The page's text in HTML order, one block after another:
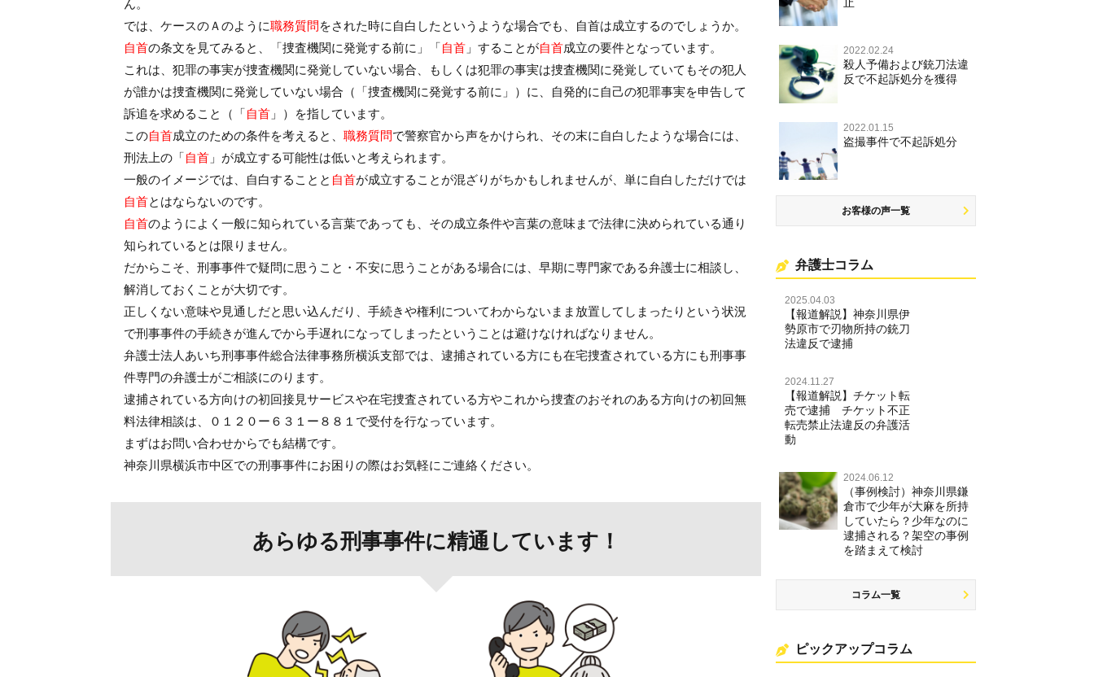
ん。
では、ケースのＡのように職務質問 をされた時に自白したというような場合でも、自首は成立するのでしょうか。
自首の条文を見てみると、「捜査機関に発覚する前に」「自首 」することが自首成立の要件となっています。
これは、犯罪の事実が捜査機関に発覚していない場合、もしくは犯罪の事実は捜査機関に発覚していてもその犯人
が誰かは捜査機関に発覚していない場合（「捜査機関に発覚する前に」）に、自発的に自己の犯罪事実を申告して
訴追を求めること（「自首 」）を指しています。
この自首成立のための条件を考えると、 職務質問で警察官から声をかけられ、その末に自白したような場合には、
刑法上の「自首 」が成立する可能性は低いと考えられます。
一般のイメージでは、自白することと 自首が成立することが混ざりがちかもしれませんが、単に自白しただけでは
自首とはならないのです。
自首のようによく一般に知られている言葉であっても、その成立条件や言葉の意味まで法律に決められている通り
知られているとは限りません。
だからこそ、刑事事件で疑問に思うこと・不安に思うことがある場合には、早期に専門家である弁護士に相談し、
解消しておくことが大切です。
正しくない意味や見通しだと思い込んだり、手続きや権利についてわからないまま放置してしまったりという状況
で刑事事件の手続きが進んでから手遅れになってしまったということは避けなければなりません。
弁護士法人あいち刑事事件総合法律事務所横浜支部では、逮捕されている方にも在宅捜査されている方にも刑事事
件専門の弁護士がご相談にのります。
逮捕されている方向けの初回接見サービスや在宅捜査されている方やこれから捜査のおそれのある方向けの初回無
料法律相談は、０１２０ー６３１ー８８１で受付を行なっています。
まずはお問い合わせからでも結構です。
神奈川県横浜市中区での刑事事件にお困りの際はお気軽にご連絡ください。
あらゆる刑事事件に精通しています！
文書偽造・偽造文書行使
不正競争防止法
住居侵入等
2022.02.24
殺人予備および銃刀法違
反で不起訴処分を獲得
2022.01.15
盗撮事件で不起訴処分
お客様の声一覧
弁護士コラム
2025.04.03
【報道解説】神奈川県伊
勢原市で刃物所持の銃刀
法違反で逮捕
2024.11.27
【報道解説】チケット転
売で逮捕 チケット不正
転売禁止法違反の弁護活
動
2024.06.12
（事例検討）神奈川県鎌
倉市で少年が大麻を所持
していたら？少年なのに
逮捕される？架空の事例
を踏まえて検討
コラム一覧
ピックアップコラム